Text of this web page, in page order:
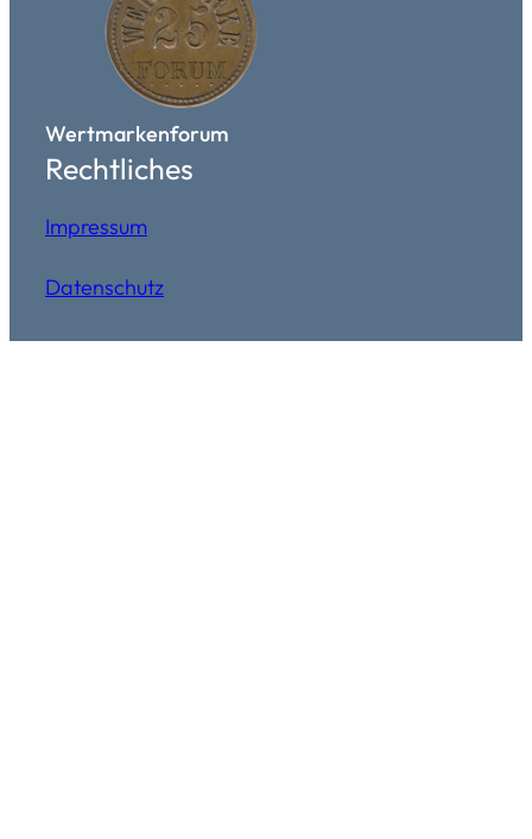
Wertmarkenforum
Rechtliches
Impressum
Datenschutz